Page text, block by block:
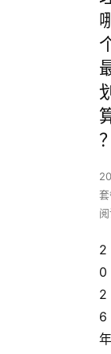
2
0
2
6
年